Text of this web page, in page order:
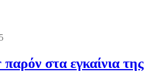
στα εγκαίνια της